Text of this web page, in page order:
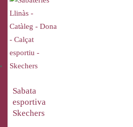
Sabata
esportiva
Skechers